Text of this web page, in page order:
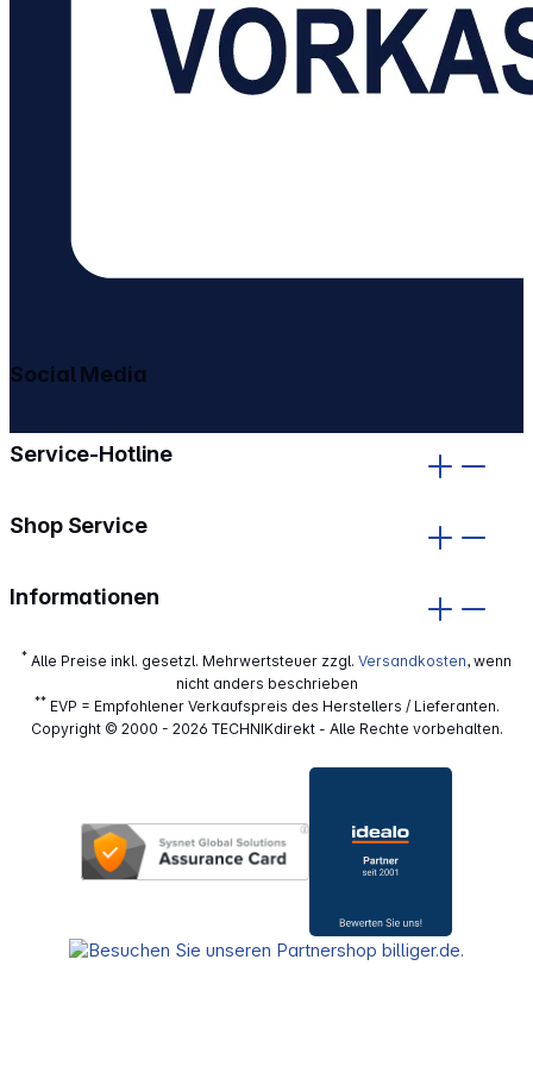
Service-Hotline
Shop Service
Informationen
Social Media
* Alle Preise inkl. gesetzl. Mehrwertsteuer zzgl. Versandkosten, wenn
nicht anders beschrieben
**EVP = Empfohlener Verkaufspreis des Herstellers / Lieferanten.
Copyright © 2000 - 2026 TECHNIKdirekt - Alle Rechte vorbehalten.